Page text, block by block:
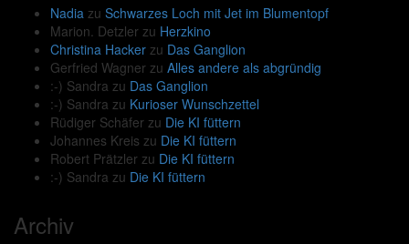
Nadia zu Schwarzes Loch mit Jet im Blumentopf
Marion. Detzler zu Herzkino
Christina Hacker zu Das Ganglion
Gerfried Wagner zu Alles andere als abgründig
:-) Sandra zu Das Ganglion
:-) Sandra zu Kurioser Wunschzettel
Rüdiger Schäfer zu Die KI füttern
Johannes Kreis zu Die KI füttern
Robert Prätzler zu Die KI füttern
:-) Sandra zu Die KI füttern
Archiv